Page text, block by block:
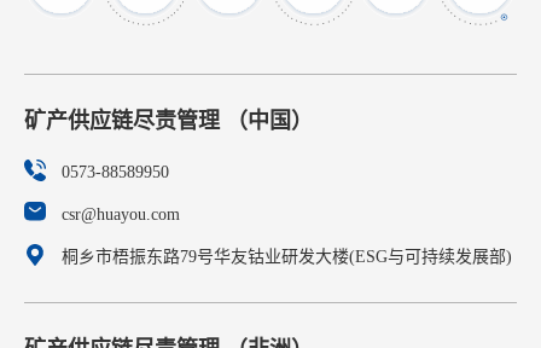
矿产供应链尽责管理 （中国）
0573-88589950
csr@huayou.com
桐乡市梧振东路79号华友钴业研发大楼(ESG与可持续发展部)